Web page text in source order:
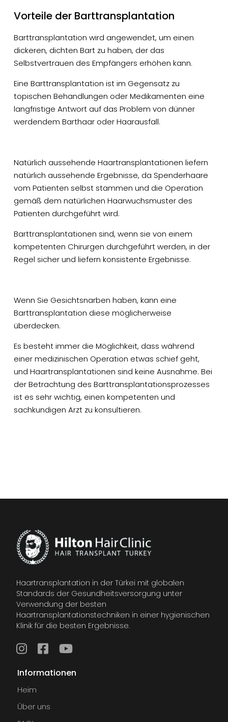
Vorteile der Barttransplantation
Barttransplantation wird angewendet, um einen
dickeren, dichten Bart zu haben, der das
Selbstvertrauen des Empfängers erhöhen kann.
Eine Barttransplantation ist im Gegensatz zu
topischen Behandlungen oder Medikamenten eine
langfristige Antwort auf das Problem von dünner
werdendem Barthaar oder Haarausfall.
Natürlich aussehende Haartransplantationen liefern
natürlich aussehende Ergebnisse, da Spenderhaare
vom Patienten selbst stammen und die Operation
gemäß dem natürlichen Haarwuchsmuster des
Patienten durchgeführt wird.
Barttransplantationen sind, wenn sie von einem
kompetenten Chirurgen durchgeführt werden, in der
Regel sicher und liefern konsistente Ergebnisse.
Wenn Sie Gesichtsnarben haben, kann eine
Barttransplantation diese möglicherweise
überdecken.
Es besteht immer die Möglichkeit, dass während
einer medizinischen Operation etwas schief geht,
und Haartransplantationen sind keine Ausnahme. Bei
der Betrachtung des Barttransplantationsprozesses
ist es sehr wichtig, einen kompetenten und
sachkundigen Arzt zu konsultieren.
Haartransplantation in der Türkei mit globalen
Standards der Gesundheitsversorgung unter
Verwendung der besten
Haartransplantationstechniken in einer hygienischen
Klinik für die besten Ergebnisse.
Informationen
Heim
Über uns